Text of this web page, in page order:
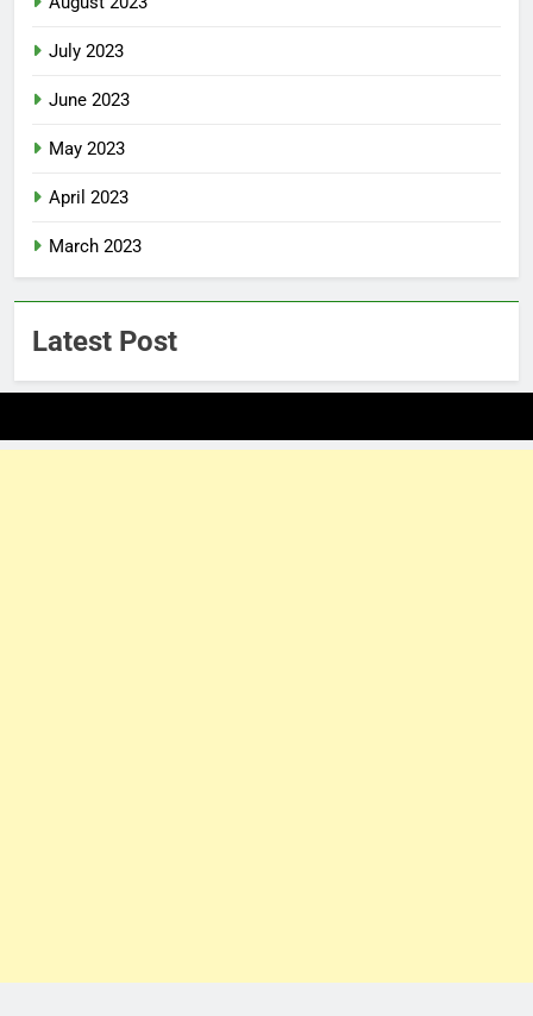
July 2023
June 2023
May 2023
April 2023
March 2023
Latest Post